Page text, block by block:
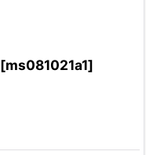
[ms081021a1]